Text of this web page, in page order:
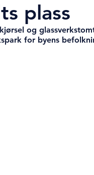
plass
og
for byens